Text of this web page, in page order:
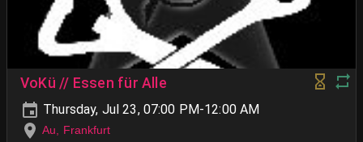
VoKü // Essen für Alle
Thursday, Jul 23, 07:00 PM-12:00 AM
Au, Frankfurt